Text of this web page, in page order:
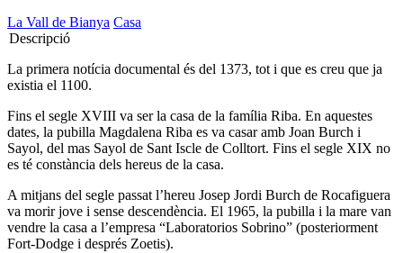
La Vall de Bianya Casa
Descripció
La primera notícia documental és del 1373, tot i que es creu que ja
existia el 1100.
Fins el segle XVIII va ser la casa de la família Riba. En aquestes
dates, la pubilla Magdalena Riba es va casar amb Joan Burch i
Sayol, del mas Sayol de Sant Iscle de Colltort. Fins el segle XIX no
es té constància dels hereus de la casa.
A mitjans del segle passat l’hereu Josep Jordi Burch de Rocafiguera
va morir jove i sense descendència. El 1965, la pubilla i la mare van
vendre la casa a l’empresa “Laboratorios Sobrino” (posteriorment
Fort-Dodge i després Zoetis).